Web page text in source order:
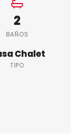
2
BAÑOS
Chalet
TIPO